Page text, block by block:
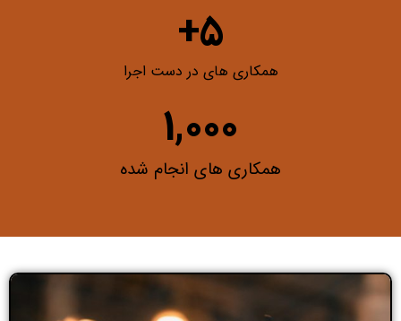
همکاری های در دست اجرا
5
+
همکاری های انجام شده
1,000